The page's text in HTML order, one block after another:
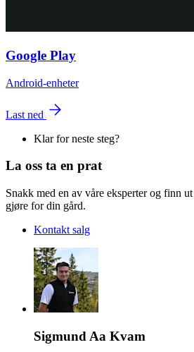
Google Play
Android-enheter
Last ned
Klar for neste steg?
La oss ta en prat
Snakk med en av våre eksperter og finn
gjøre for din gård.
Kontakt salg
Sigmund Aa Kvam